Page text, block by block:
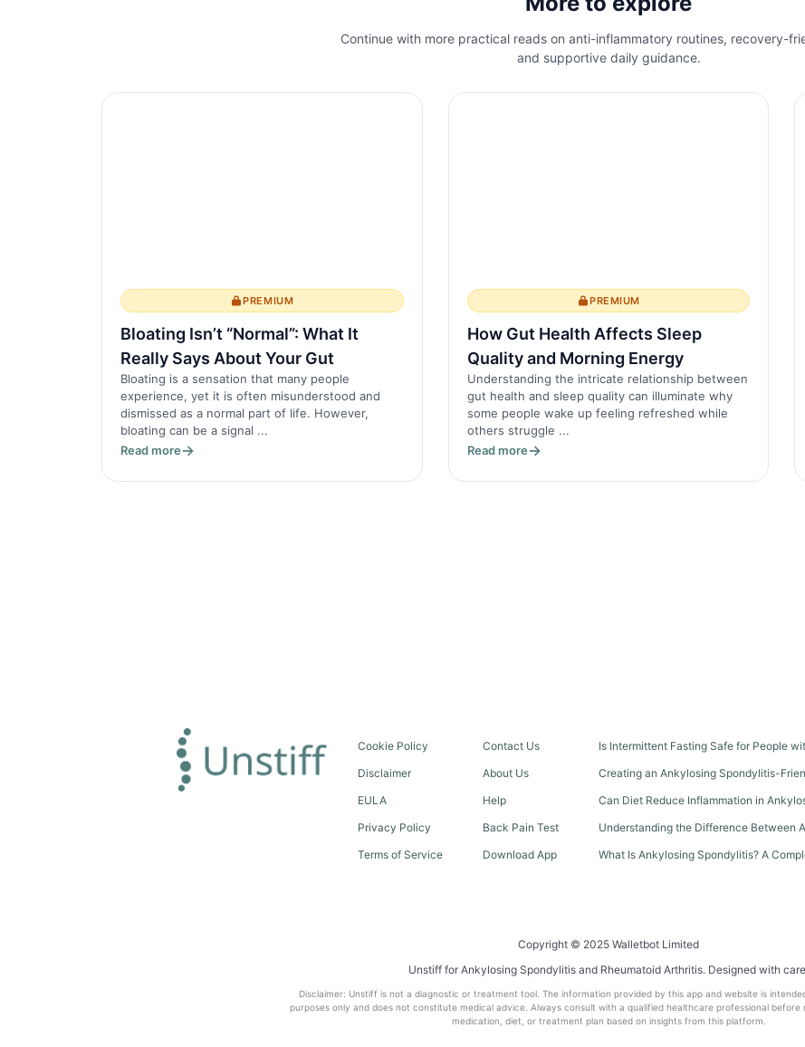
Continue with more practical reads on anti-inflammatory routines, recovery-
and supportive daily guidance.
PREMIUM
Bloating Isn’t “Normal”: What It
Really Says About Your Gut
Bloating is a sensation that many people
experience, yet it is often misunderstood and
dismissed as a normal part of life. However,
bloating can be a signal ...
Read more
PREMIUM
How Gut Health Affects Sleep
Quality and Morning Energy
Understanding the intricate relationship between
gut health and sleep quality can illuminate why
some people wake up feeling refreshed while
others struggle ...
Read more
Cookie Policy
Disclaimer
EULA
Privacy Policy
Terms of Service
Contact Us
About Us
Help
Back Pain Test
Download App
Is Intermittent Fasting Safe for People
Creating an Ankylosing Spondylitis-
Can Diet Reduce Inflammation in
Understanding the Difference Between
What Is Ankylosing Spondylitis? A
Copyright © 2025 Walletbot Limited
Unstiff for Ankylosing Spondylitis and Rheumatoid Arthritis. Designed with
Disclaimer: Unstiff is not a diagnostic or treatment tool. The information provided by this app and website is
purposes only and does not constitute medical advice. Always consult with a qualified healthcare professional before
medication, diet, or treatment plan based on insights from this platform.